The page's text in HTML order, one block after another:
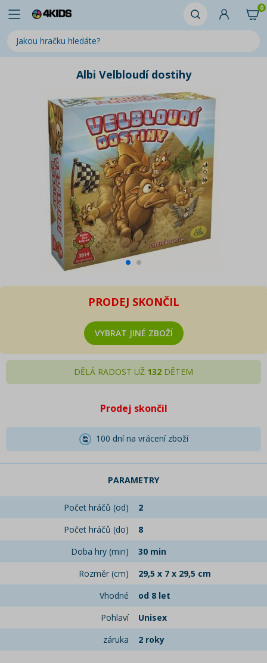
0
Albi Velbloudí dostihy
PRODEJ SKONČIL
VYBRAT JINÉ ZBOŽÍ
DĚLÁ RADOST UŽ 132 DĚTEM
Prodej skončil
100 dní na vrácení zboží
PARAMETRY
Počet hráčů (od)
2
Počet hráčů (do)
8
Doba hry (min)
30 min
Rozměr (cm)
29,5 x 7 x 29,5 cm
Vhodné
od 8 let
Pohlaví
Unisex
záruka
2 roky